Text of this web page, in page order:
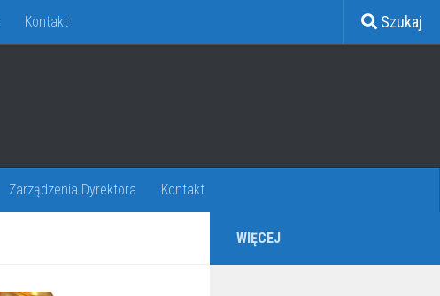
Kontakt Szukaj
Zarządzenia Dyrektora Kontakt
WIĘCEJ